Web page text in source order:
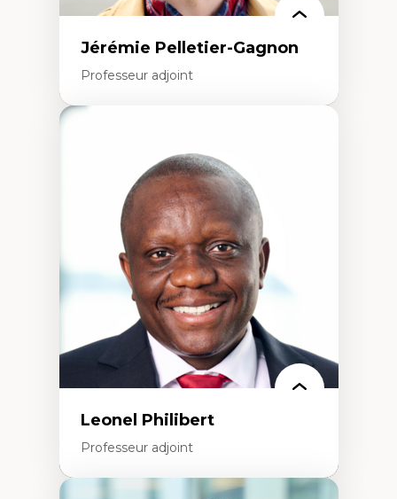
Jérémie Pelletier-Gagnon
Professeur adjoint
Études du jeu vidéo
Fouille de textes
Études postcoloniales
Études critiques des médias
Analyse de données
Études japonaises
Mondialisation
Traduction et localisation
Intelligence artificielle et communication
humain-machine
Leonel Philibert
Professeur adjoint